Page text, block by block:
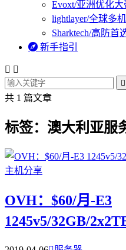
Evoxt/亚洲优化大
lightlayer/全球多
Sharktech/高防首
 新手指引
 

共 1 篇文章
标签：澳大利亚服
OVH：$60/月-E3
1245v5/32GB/